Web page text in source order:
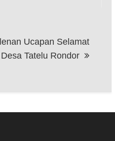
Ucapan Selamat
Tatelu Rondor